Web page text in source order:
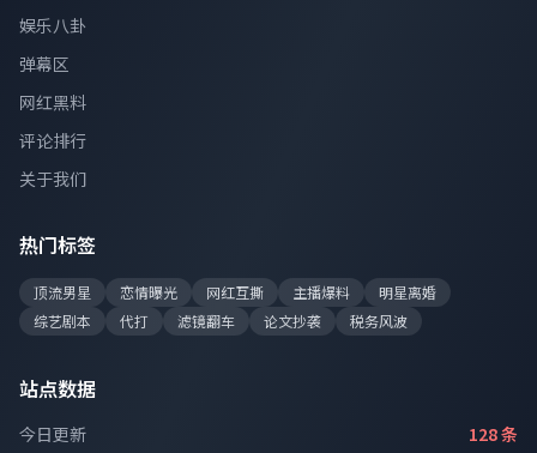
娱乐八卦
弹幕区
网红黑料
评论排行
关于我们
热门标签
顶流男星 恋情曝光 网红互撕 主播爆料
明星离婚
综艺剧本
代打 滤镜翻车 论文抄袭 税务风波
站点数据
今日更新 128 条